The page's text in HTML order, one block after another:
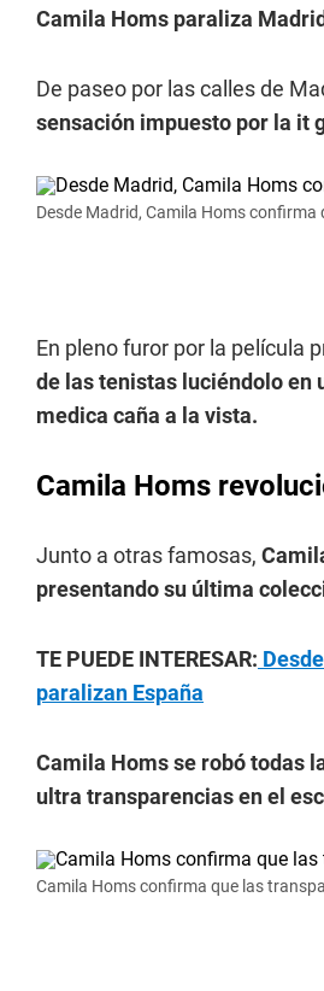
Camila Homs paraliza Madrid
De paseo por las calles de
sensación impuesto por la it
Desde Madrid, Camila Homs confirma
En pleno furor por la película
de las tenistas luciéndolo en
medica caña a la vista.
Camila Homs
Junto a otras famosas,
presentando su última
TE PUEDE INTERESAR:
paralizan España
Camila Homs se robó todas
ultra transparencias en el
Camila Homs confirma que las